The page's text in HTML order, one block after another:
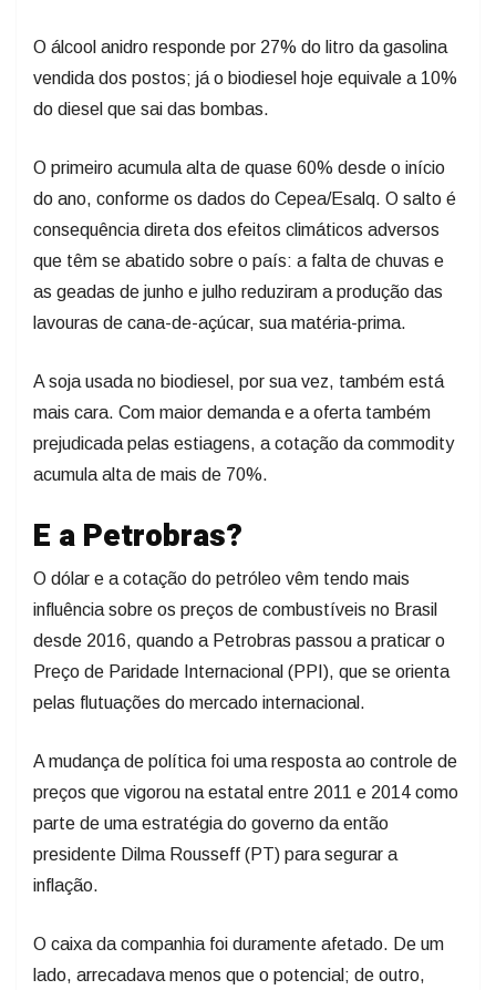
O álcool anidro responde por 27% do litro da gasolina
vendida dos postos; já o biodiesel hoje equivale a 10%
do diesel que sai das bombas.
O primeiro acumula alta de quase 60% desde o início
do ano, conforme os dados do Cepea/Esalq. O salto é
consequência direta dos efeitos climáticos adversos
que têm se abatido sobre o país: a falta de chuvas e
as geadas de junho e julho reduziram a produção das
lavouras de cana-de-açúcar, sua matéria-prima.
A soja usada no biodiesel, por sua vez, também está
mais cara. Com maior demanda e a oferta também
prejudicada pelas estiagens, a cotação da commodity
acumula alta de mais de 70%.
E a Petrobras?
O dólar e a cotação do petróleo vêm tendo mais
influência sobre os preços de combustíveis no Brasil
desde 2016, quando a Petrobras passou a praticar o
Preço de Paridade Internacional (PPI), que se orienta
pelas flutuações do mercado internacional.
A mudança de política foi uma resposta ao controle de
preços que vigorou na estatal entre 2011 e 2014 como
parte de uma estratégia do governo da então
presidente Dilma Rousseff (PT) para segurar a
inflação.
O caixa da companhia foi duramente afetado. De um
lado, arrecadava menos que o potencial; de outro,